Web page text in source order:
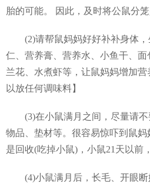
胎的可能。 因此，及时将公鼠分笼
(2)请帮鼠妈妈好好补补身体，
仁、营养膏、营养水、小鱼干、
兰花、水煮虾等，让鼠妈妈增加
以放任何调味料】
(3)在小鼠满月之间，尽量请不
物品、垫材等。很容易惊吓到鼠
是回收(吃掉小鼠)，小鼠21天以前
(4)小鼠满月后，长毛、开眼断